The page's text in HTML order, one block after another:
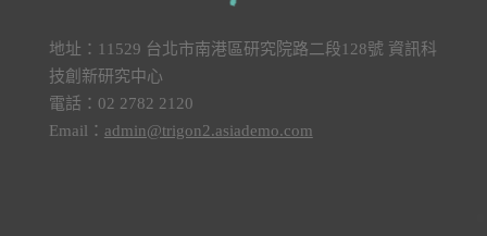
地址：11529 台北市南港區研究院路二段128號 資訊科
技創新研究中心
電話：02 2782 2120
Email： admin@trigon2.asiademo.com